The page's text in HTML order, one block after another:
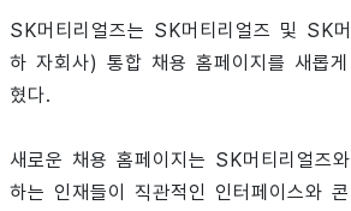
SK머티리얼즈는 SK머티리얼즈 및 SK
하 자회사) 통합 채용 홈페이지를 새롭
혔다.
새로운 채용 홈페이지는 SK머티리얼즈
하는 인재들이 직관적인 인터페이스와